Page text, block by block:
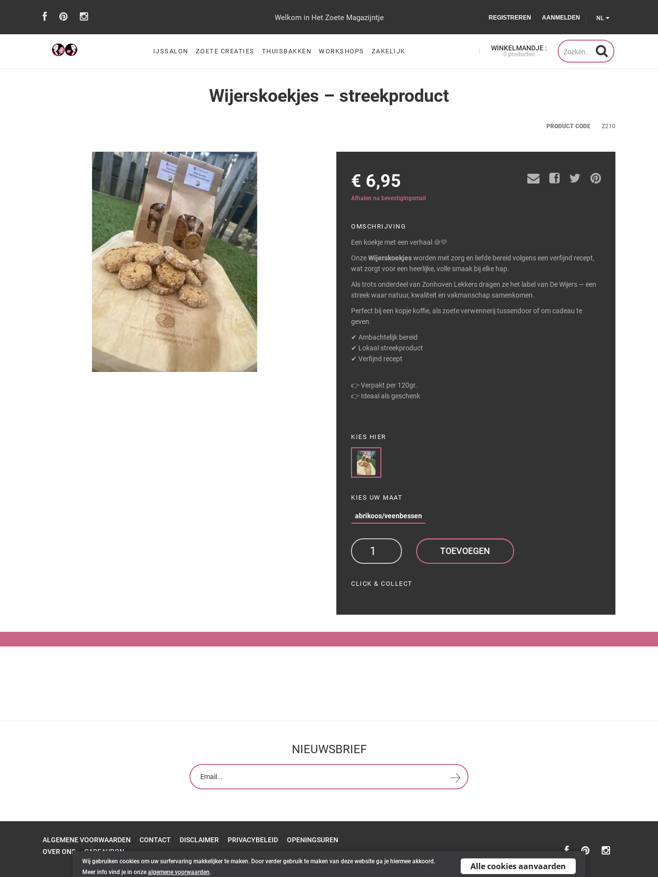
Welkom in Het Zoete Magazijntje REGISTREREN AANMELDEN NL
IJSSALON ZOETE CREATIES THUISBAKKEN WORKSHOPS ZAKELIJK WINKELMANDJE :
0 producten
Wijerskoekjes – streekproduct
PRODUCT CODE Z210
€ 6,95
Afhalen na bevestigingsmail
OMSCHRIJVING
Een koekje met een verhaal 🍪💛
OnzeWijerskoekjesworden met zorg en liefde bereid volgens een verfijnd recept,
wat zorgt voor een heerlijke, volle smaak bij elke hap.
Als trots onderdeel van Zonhoven Lekkers dragen ze het label van De Wijers — een
streek waar natuur, kwaliteit en vakmanschap samenkomen.
Perfect bij een kopje koffie, als zoete verwennerij tussendoor of om cadeau te
geven.
✔ Ambachtelijk bereid
✔ Lokaal streekproduct
✔ Verfijnd recept
👉 Verpakt per 120gr.
👉 Ideaal als geschenk
KIES HIER
KIES UW MAAT
abrikoos/veenbessen
TOEVOEGEN
CLICK & COLLECT
NIEUWSBRIEF
ALGEMENE VOORWAARDEN CONTACT DISCLAIMER PRIVACYBELEID
OPENINGSUREN
OVER ONS
CADEAUBON
Wij gebruiken cookies om uw surfervaring makkelijker te maken. Door verder gebruik te maken van deze website ga je hiermee akkoord.
Meer info vind je in onze algemene voorwaarden.
Alle cookies aanvaarden